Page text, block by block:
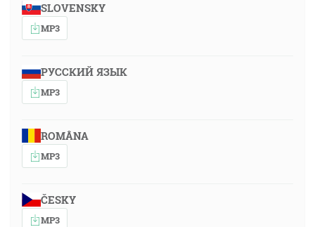
SLOVENSKY
MP3
РУССКИЙ ЯЗЫК
MP3
ROMÂNA
MP3
ČESKY
MP3